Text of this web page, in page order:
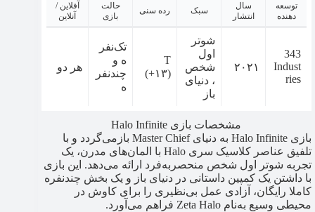
توسعه
دهنده
سال
انتشار
سبک رده سنی
حالت
بازی
آفلاین /
آنلاین
343
Indust
ries
۲۰۲۱
شوتر
اول
شخص
، دنیای
باز
T
(+۱۳)
تک‌نفر
ه و
چندنفر
ه
هر دو
مشخصات بازی Halo Infinite
بازی Halo Infinite به دنیای Master Chief بازمی‌گردد و با
تلفیق عناصر کلاسیک سری Halo با المان‌های مدرن، یک
تجربه شوتر اول شخص منحصربه‌فرد ارائه می‌دهد. این بازی
با داشتن یک کمپین داستانی در دنیای باز و یک بخش چندنفره
کاملا رایگان، آزادی عمل بی‌نظیری را برای کاوش در
محیطی وسیع به‌نام Zeta Halo فراهم می‌آورد.